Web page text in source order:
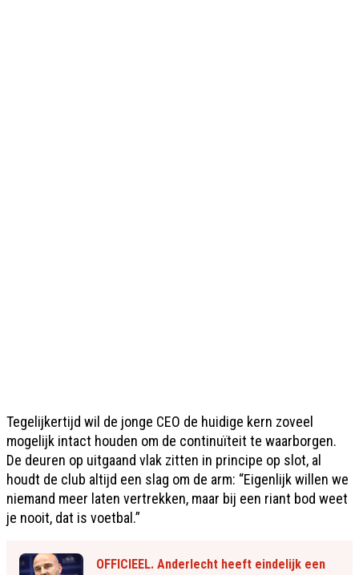
Tegelijkertijd wil de jonge CEO de huidige kern zoveel
mogelijk intact houden om de continuïteit te waarborgen.
De deuren op uitgaand vlak zitten in principe op slot, al
houdt de club altijd een slag om de arm: “Eigenlijk willen we
niemand meer laten vertrekken, maar bij een riant bod weet
je nooit, dat is voetbal.”
OFFICIEEL. Anderlecht heeft eindelijk een